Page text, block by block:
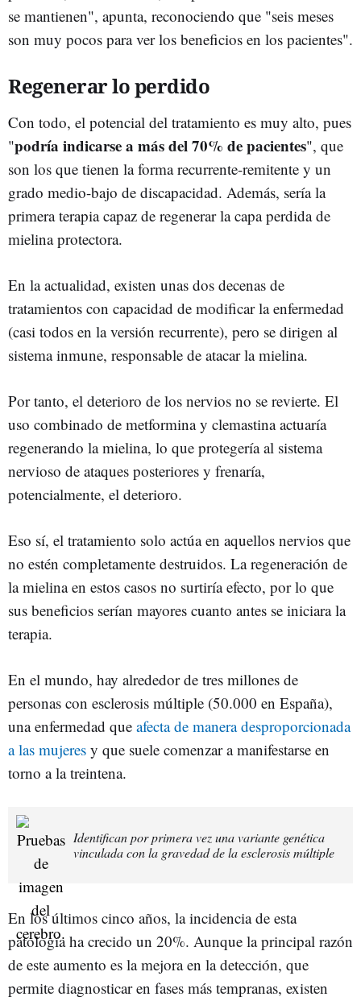
se mantienen", apunta, reconociendo que "seis meses
son muy pocos para ver los beneficios en los pacientes".
Regenerar lo perdido
Con todo, el potencial del tratamiento es muy alto, pues
"podría indicarse a más del 70% de pacientes", que
son los que tienen la forma recurrente-remitente y un
grado medio-bajo de discapacidad. Además, sería la
primera terapia capaz de regenerar la capa perdida de
mielina protectora.
En la actualidad, existen unas dos decenas de
tratamientos con capacidad de modificar la enfermedad
(casi todos en la versión recurrente), pero se dirigen al
sistema inmune, responsable de atacar la mielina.
Por tanto, el deterioro de los nervios no se revierte. El
uso combinado de metformina y clemastina actuaría
regenerando la mielina, lo que protegería al sistema
nervioso de ataques posteriores y frenaría,
potencialmente, el deterioro.
Eso sí, el tratamiento solo actúa en aquellos nervios que
no estén completamente destruidos. La regeneración de
la mielina en estos casos no surtiría efecto, por lo que
sus beneficios serían mayores cuanto antes se iniciara la
terapia.
En el mundo, hay alrededor de tres millones de
personas con esclerosis múltiple (50.000 en España),
una enfermedad que afecta de manera desproporcionada
a las mujeres y que suele comenzar a manifestarse en
torno a la treintena.
Identifican por primera vez una variante genética
vinculada con la gravedad de la esclerosis múltiple
En los últimos cinco años, la incidencia de esta
patología ha crecido un 20%. Aunque la principal razón
de este aumento es la mejora en la detección, que
permite diagnosticar en fases más tempranas, existen